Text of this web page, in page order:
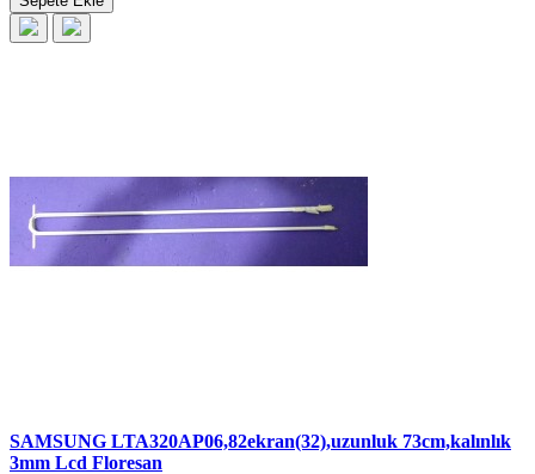
SAMSUNG LTA320AP06,82ekran(32),uzunluk 73cm,kalınlık
3mm Lcd Floresan